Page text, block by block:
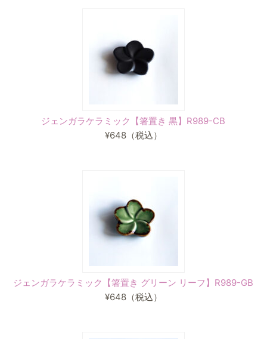
ジェンガラケラミック【箸置き 黒】R989-CB
¥648（税込）
ジェンガラケラミック【箸置き グリーン リーフ】R989-GB
¥648（税込）